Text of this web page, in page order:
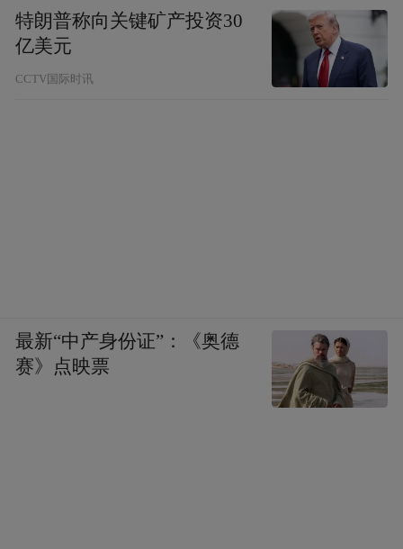
特朗普称向关键矿产投资30
亿美元
CCTV国际时讯
最新“中产身份证”：《奥德
赛》点映票